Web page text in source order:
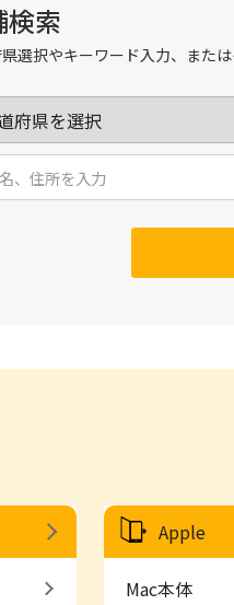
検索
選択やキーワード入力、また
Apple
Mac本体